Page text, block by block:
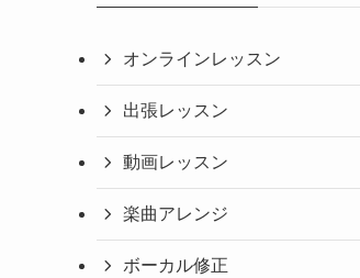
オンラインレッスン
出張レッスン
動画レッスン
楽曲アレンジ
ボーカル修正